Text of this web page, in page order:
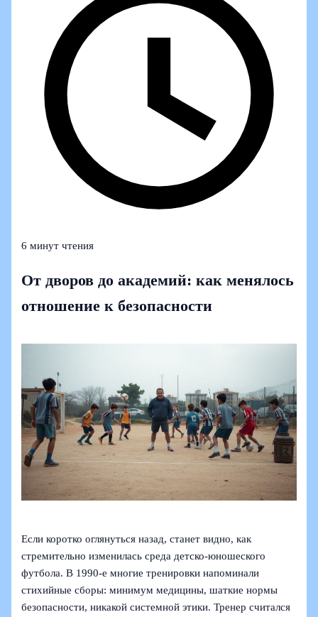
6 минут чтения
От дворов до академий: как менялось
отношение к безопасности
Если коротко оглянуться назад, станет видно, как
стремительно изменилась среда детско-юношеского
футбола. В 1990‑е многие тренировки напоминали
стихийные сборы: минимум медицины, шаткие нормы
безопасности, никакой системной этики. Тренер считался